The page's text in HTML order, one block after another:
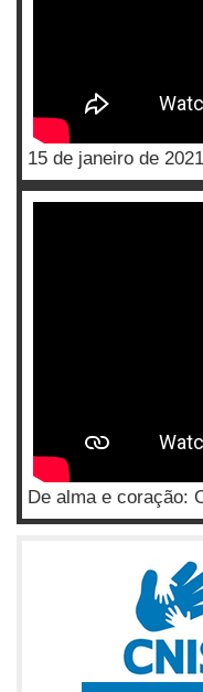
15 de janeiro de
De alma e coração: